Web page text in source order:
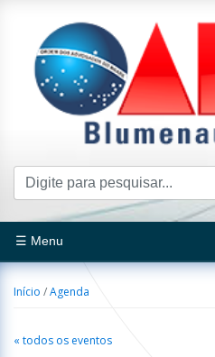
☰ Menu
Início /Agenda
« todos os eventos